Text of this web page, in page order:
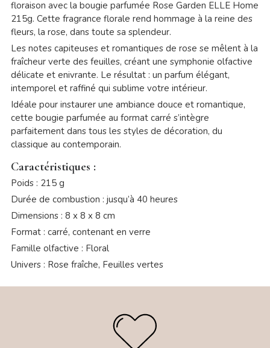
floraison avec la bougie parfumée Rose Garden ELLE Home
215g. Cette fragrance florale rend hommage à la reine des
fleurs, la rose, dans toute sa splendeur.
Les notes capiteuses et romantiques de rose se mêlent à la
fraîcheur verte des feuilles, créant une symphonie olfactive
délicate et enivrante. Le résultat : un parfum élégant,
intemporel et raffiné qui sublime votre intérieur.
Idéale pour instaurer une ambiance douce et romantique,
cette bougie parfumée au format carré s’intègre
parfaitement dans tous les styles de décoration, du
classique au contemporain.
Caractéristiques :
Poids : 215 g
Durée de combustion : jusqu’à 40 heures
Dimensions : 8 x 8 x 8 cm
Format : carré, contenant en verre
Famille olfactive : Floral
Univers : Rose fraîche, Feuilles vertes